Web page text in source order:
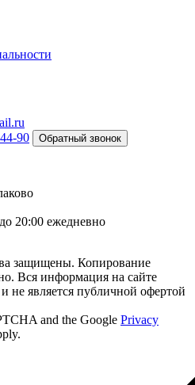
90 Обратный звонок
20:00 ежедневно
защищены. Копирование
Вся информация на сайте
не является публичной офертой
and the Google Privacy